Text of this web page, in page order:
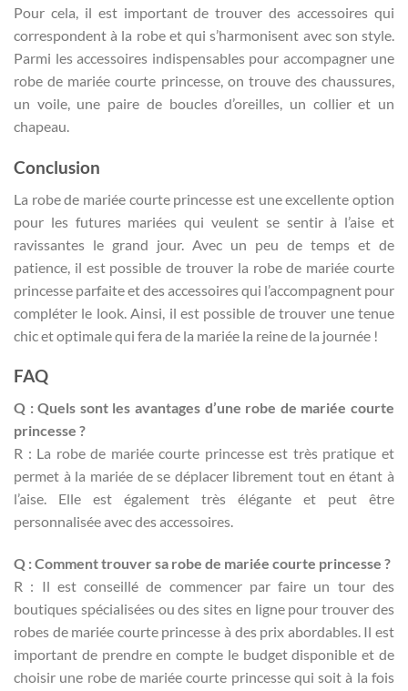
Pour cela, il est important de trouver des accessoires qui
correspondent à la robe et qui s’harmonisent avec son style.
Parmi les accessoires indispensables pour accompagner une
robe de mariée courte princesse, on trouve des chaussures,
un voile, une paire de boucles d’oreilles, un collier et un
chapeau.
Conclusion
La robe de mariée courte princesse est une excellente option
pour les futures mariées qui veulent se sentir à l’aise et
ravissantes le grand jour. Avec un peu de temps et de
patience, il est possible de trouver la robe de mariée courte
princesse parfaite et des accessoires qui l’accompagnent pour
compléter le look. Ainsi, il est possible de trouver une tenue
chic et optimale qui fera de la mariée la reine de la journée !
FAQ
Q : Quels sont les avantages d’une robe de mariée courte
princesse ?
R : La robe de mariée courte princesse est très pratique et
permet à la mariée de se déplacer librement tout en étant à
l’aise. Elle est également très élégante et peut être
personnalisée avec des accessoires.
Q : Comment trouver sa robe de mariée courte princesse ?
R : Il est conseillé de commencer par faire un tour des
boutiques spécialisées ou des sites en ligne pour trouver des
robes de mariée courte princesse à des prix abordables. Il est
important de prendre en compte le budget disponible et de
choisir une robe de mariée courte princesse qui soit à la fois